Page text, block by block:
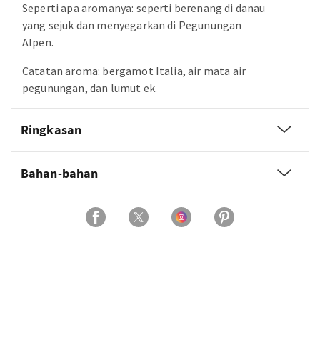
Seperti apa aromanya: seperti berenang di danau
yang sejuk dan menyegarkan di Pegunungan
Alpen.
Catatan aroma: bergamot Italia, air mata air
pegunungan, dan lumut ek.
Ringkasan
Bahan-bahan